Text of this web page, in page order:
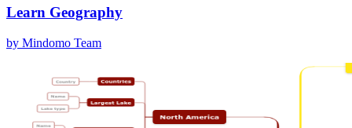
Learn Geography
by Mindomo Team